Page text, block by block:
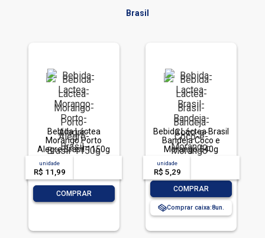
Brasil
Bebida Láctea
Morango Porto
Alegre Brasil 1150g
unidade
R$ 11,99
COMPRAR
Bebida Láctea Brasil
Bandeja Coco e
Morango 540g
unidade
R$ 5,29
COMPRAR
Comprar caixa:8